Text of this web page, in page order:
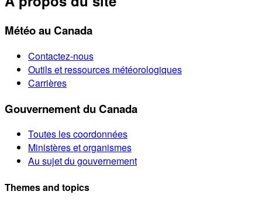
Météo au Canada
Contactez-nous
Outils et ressources météorologiques
Carrières
Gouvernement du Canada
Toutes les coordonnées
Ministères et organismes
Au sujet du gouvernement
Themes and topics